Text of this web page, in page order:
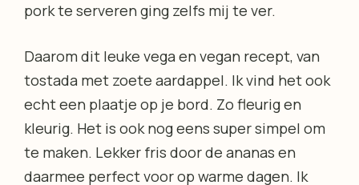
pork te serveren ging zelfs mij te ver.
Daarom dit leuke vega en vegan recept, van
tostada met zoete aardappel. Ik vind het ook
echt een plaatje op je bord. Zo fleurig en
kleurig. Het is ook nog eens super simpel om
te maken. Lekker fris door de ananas en
daarmee perfect voor op warme dagen. Ik